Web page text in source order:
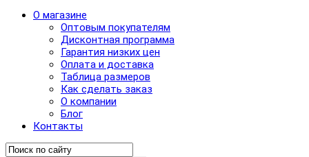
О магазине
Оптовым покупателям
Дисконтная программа
Гарантия низких цен
Оплата и доставка
Таблица размеров
Как сделать заказ
О компании
Блог
Контакты